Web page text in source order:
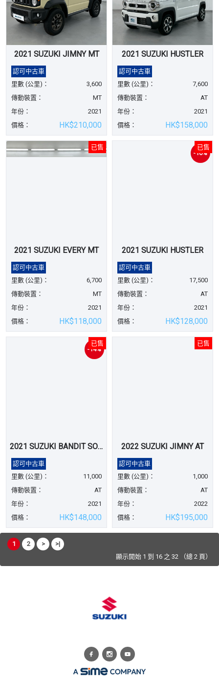
2021 SUZUKI JIMNY MT
認可中古車
里數 (公里)：
3,600
傳動裝置：
MT
年份：
2021
價格：
HK$210,000
2021 SUZUKI HUSTLER
認可中古車
里數 (公里)：
7,600
傳動裝置：
AT
年份：
2021
價格：
HK$158,000
2021 SUZUKI EVERY MT
認可中古車
已售
里數 (公里)：
6,700
傳動裝置：
MT
年份：
2021
價格：
HK$118,000
-16%
2021 SUZUKI HUSTLER
認可中古車
已售
里數 (公里)：
17,500
傳動裝置：
AT
年份：
2021
價格：
HK$128,000
-14%
2021 SUZUKI BANDIT SOLIO
認可中古車
已售
里數 (公里)：
11,000
傳動裝置：
AT
年份：
2021
價格：
HK$148,000
2022 SUZUKI JIMNY AT
認可中古車
已售
里數 (公里)：
1,000
傳動裝置：
AT
年份：
2022
價格：
HK$195,000
1 2 >
>|
顯示開始 1 到 16 之 32 （總 2 頁）